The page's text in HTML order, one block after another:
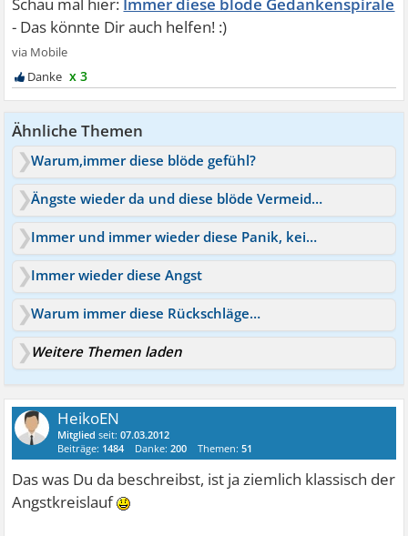
x 3
Ähnliche Themen
Warum,immer diese blöde gefühl?
Ängste wieder da und diese blöde Vermeidung
Immer und immer wieder diese Panik, keine Kraft mehr
Immer wieder diese Angst
Warum immer diese Rückschläge…
Weitere Themen laden
HeikoEN
Mitglied seit:07.03.2012
Beiträge: 1484 Danke:200 Themen:51
Das was Du da beschreibst, ist ja ziemlich klassisch der
Angstkreislauf